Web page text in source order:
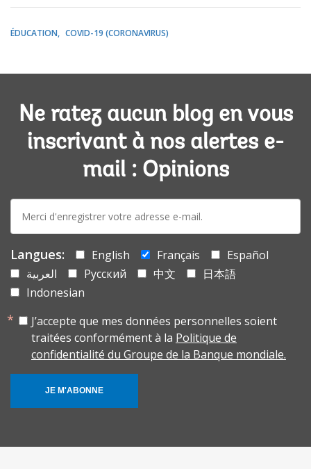
ÉDUCATION COVID-19 (CORONAVIRUS)
Ne ratez aucun blog en vous
inscrivant à nos alertes e-
mail : Opinions
mail:
Langues: English Français
Español
العربية
Русский 中文
日本語
Indonesian
J’accepte que mes données personnelles soient
traitées conformément à la Politique de
confidentialité du Groupe de la Banque mondiale.
JE M'ABONNE